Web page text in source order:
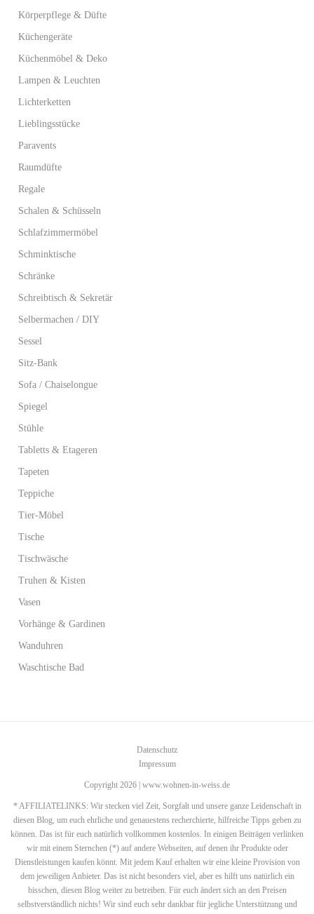
Körperpflege & Düfte
Küchengeräte
Küchenmöbel & Deko
Lampen & Leuchten
Lichterketten
Lieblingsstücke
Paravents
Raumdüfte
Regale
Schalen & Schüsseln
Schlafzimmermöbel
Schminktische
Schränke
Schreibtisch & Sekretär
Selbermachen / DIY
Sessel
Sitz-Bank
Sofa / Chaiselongue
Spiegel
Stühle
Tabletts & Etageren
Tapeten
Teppiche
Tier-Möbel
Tische
Tischwäsche
Truhen & Kisten
Vasen
Vorhänge & Gardinen
Wanduhren
Waschtische Bad
Datenschutz
Impressum
Copyright 2026 | www.wohnen-in-weiss.de
* AFFILIATELINKS: Wir stecken viel Zeit, Sorgfalt und unsere ganze Leidenschaft in
diesen Blog, um euch ehrliche und genauestens recherchierte, hilfreiche Tipps geben zu
können. Das ist für euch natürlich vollkommen kostenlos. In einigen Beiträgen verlinken
wir mit einem Sternchen (*) auf andere Webseiten, auf denen ihr Produkte oder
Dienstleistungen kaufen könnt. Mit jedem Kauf erhalten wir eine kleine Provision von
dem jeweiligen Anbieter. Das ist nicht besonders viel, aber es hilft uns natürlich ein
bisschen, diesen Blog weiter zu betreiben. Für euch ändert sich an den Preisen
selbstverständlich nichts! Wir sind euch sehr dankbar für jegliche Unterstützung und